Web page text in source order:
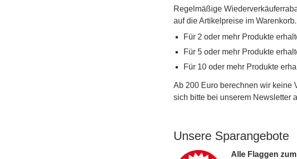
Regelmäßige
auf die Artikelpreise im Warenkorb.
Für 2 oder mehr Produkte
Für 5 oder mehr Produkte
Für 10 oder mehr Produkte
Ab 200 Euro berechnen wir keine
sich bitte bei unserem Newsletter
Unsere Sparangebote
Alle Flaggen